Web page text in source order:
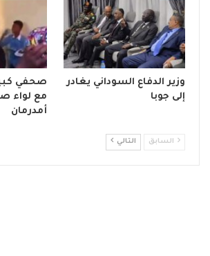
وزير الدفاع السوداني يغادر
إلى جوبا
صحفي
مع لواء
أمدرمان
السابق التالي